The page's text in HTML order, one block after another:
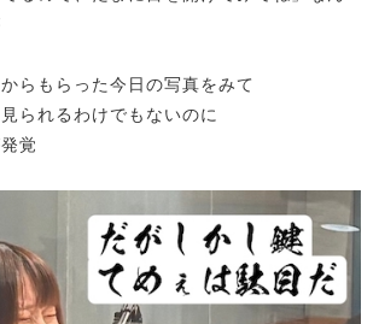
らもらった今日の写真をみて
られるわけでもないのに
覚